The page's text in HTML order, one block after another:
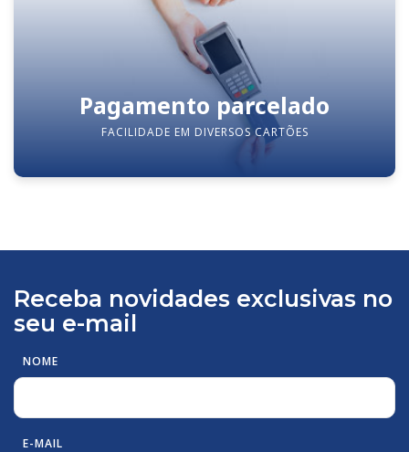
Pagamento parcelado
FACILIDADE EM DIVERSOS CARTÕES
Receba novidades exclusivas no
seu e-mail
NOME
E-MAIL